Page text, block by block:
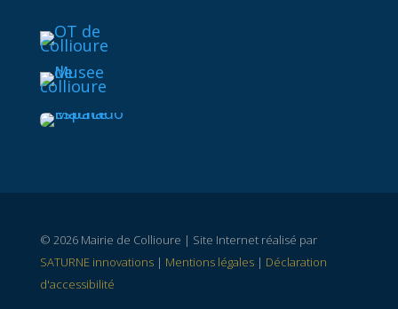
© 2026 Mairie de Collioure | Site Internet réalisé par
SATURNE innovations| Mentions légales| Déclaration
d'accessibilité